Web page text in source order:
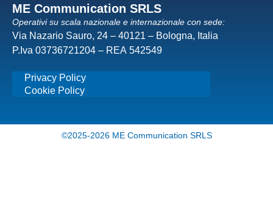
ME Communication SRLS
Operativi su scala nazionale e internazionale con sede:
Via Nazario Sauro, 24 – 40121 – Bologna, Italia
P.Iva 03736721204 – REA 542549
Privacy Policy
Cookie Policy
©2025-2026 ME Communication SRLS